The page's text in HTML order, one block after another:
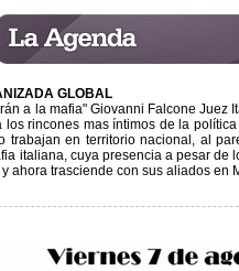
GLOBAL
a la mafia" Giovanni Falcone Juez
los rincones mas íntimos de la
trabajan en territorio nacional, al
italiana, cuya presencia a pesar
ahora trasciende con sus aliados en